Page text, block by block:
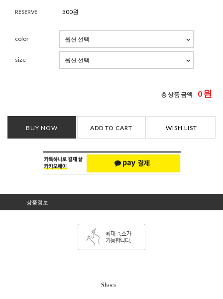
RESERVE 500원
color
size
총 상품 금액 0원
BUY NOW ADD TO CART WISH LIST
상품정보